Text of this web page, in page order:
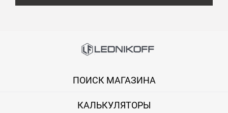
ПОИСК МАГАЗИНА
КАЛЬКУЛЯТОРЫ